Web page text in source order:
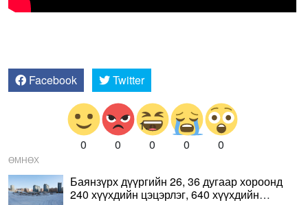
Facebook Twitter
0 0 0 0 0
ӨМНӨХ
Баянзүрх дүүргийн 26, 36 дугаар хороонд
240 хүүхдийн цэцэрлэг, 640 хүүхдийн